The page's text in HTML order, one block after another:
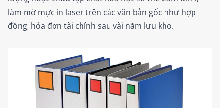
làm mờ mực in laser trên các văn bản gốc như hợp
đồng, hóa đơn tài chính sau vài năm lưu kho.